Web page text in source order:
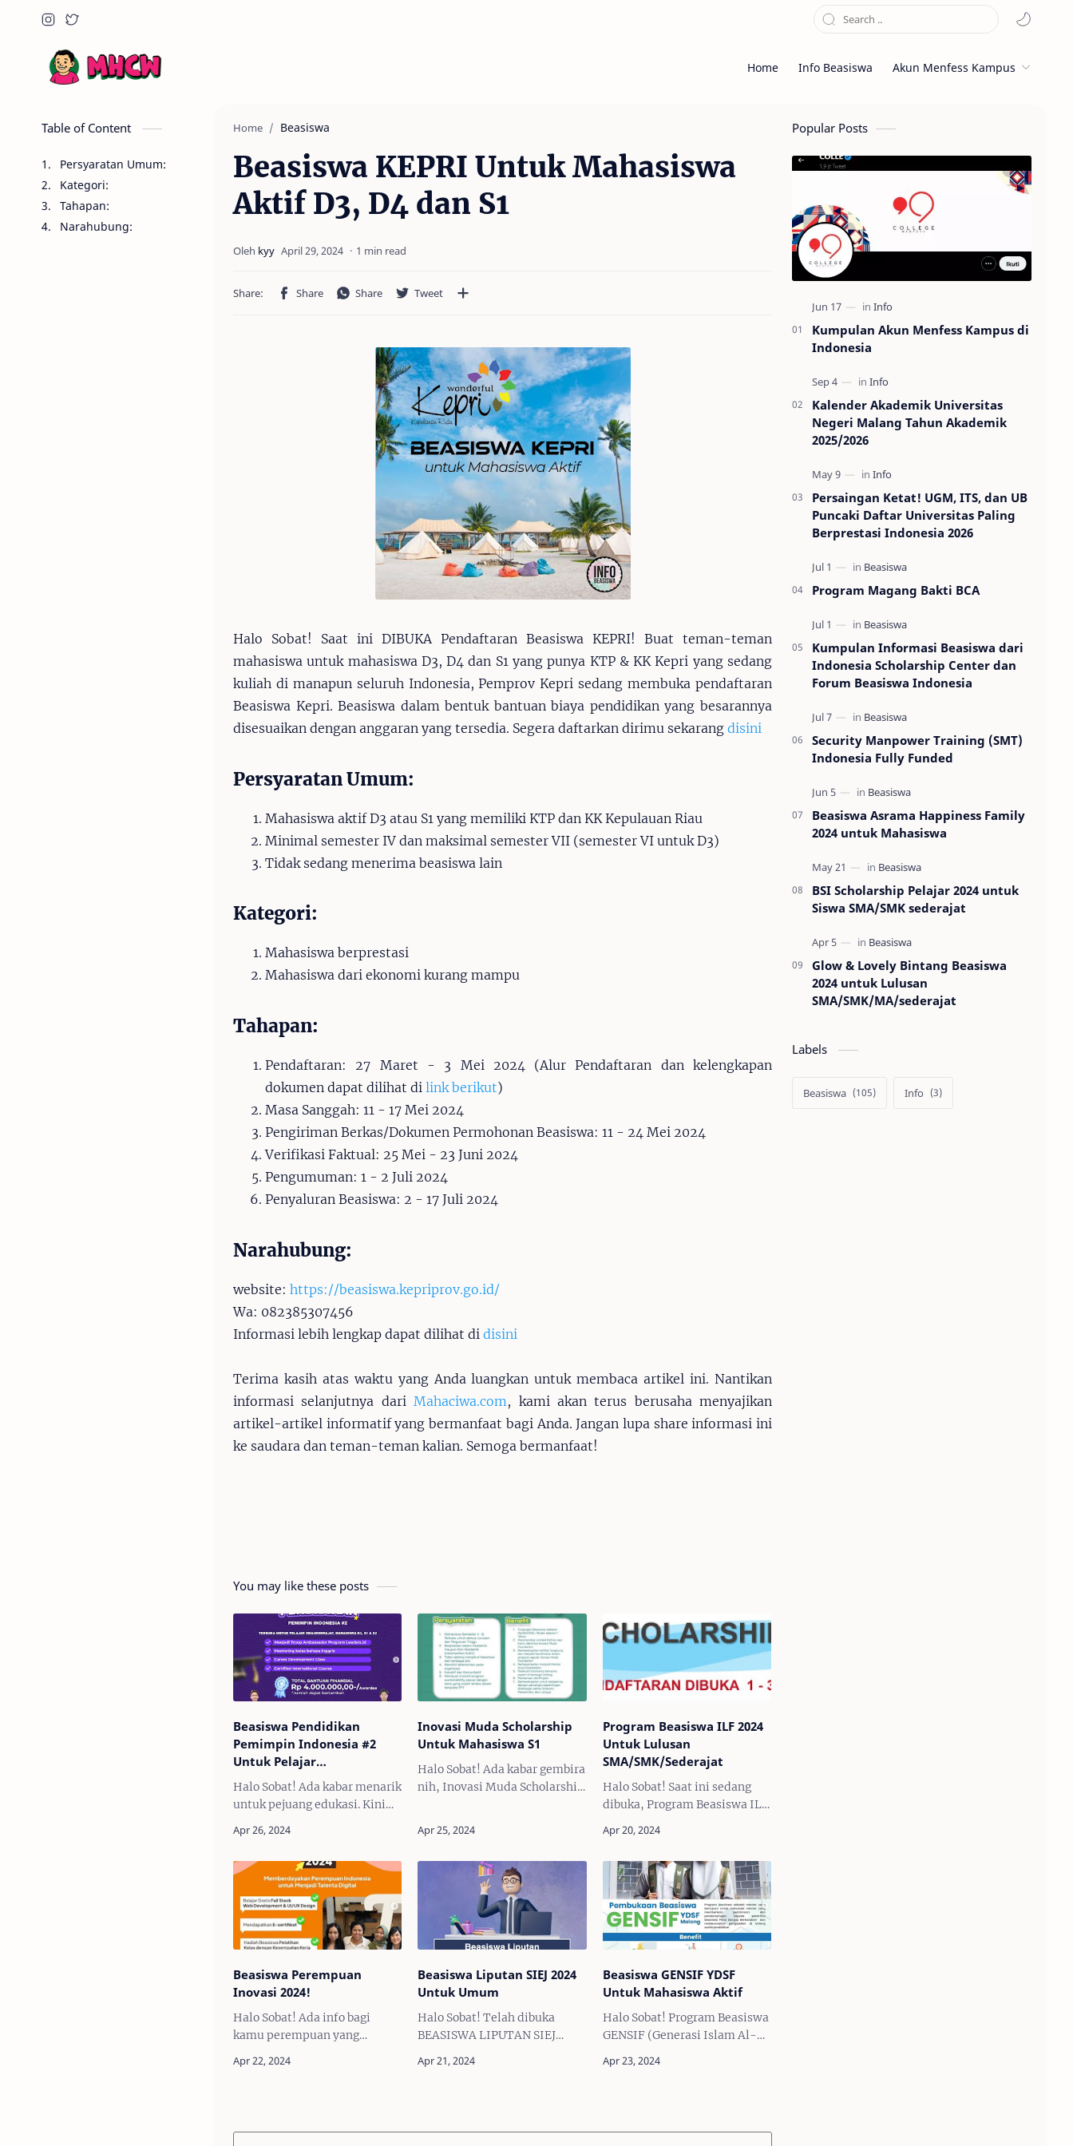
Home Info Beasiswa Akun Menfess Kampus
Table of Content
Persyaratan Umum:
Kategori:
Tahapan:
Narahubung:
Home Beasiswa
Beasiswa KEPRI Untuk Mahasiswa
Aktif D3, D4 dan S1
1 min read
Halo Sobat! Saat ini DIBUKA Pendaftaran Beasiswa KEPRI! Buat teman-teman
mahasiswa untuk mahasiswa D3, D4 dan S1 yang punya KTP & KK Kepri yang sedang
kuliah di manapun seluruh Indonesia, Pemprov Kepri sedang membuka pendaftaran
Beasiswa Kepri. Beasiswa dalam bentuk bantuan biaya pendidikan yang besarannya
disesuaikan dengan anggaran yang tersedia. Segera daftarkan dirimu sekarang disini
Persyaratan Umum:
Mahasiswa aktif D3 atau S1 yang memiliki KTP dan KK Kepulauan Riau
Minimal semester IV dan maksimal semester VII (semester VI untuk D3)
Tidak sedang menerima beasiswa lain
Kategori:
Mahasiswa berprestasi
Mahasiswa dari ekonomi kurang mampu
Tahapan:
Pendaftaran: 27 Maret - 3 Mei 2024 (Alur Pendaftaran dan kelengkapan
dokumen dapat dilihat di link berikut)
Masa Sanggah: 11 - 17 Mei 2024
Pengiriman Berkas/Dokumen Permohonan Beasiswa: 11 - 24 Mei 2024
Verifikasi Faktual: 25 Mei - 23 Juni 2024
Pengumuman: 1 - 2 Juli 2024
Penyaluran Beasiswa: 2 - 17 Juli 2024
Narahubung:
website: https://beasiswa.kepriprov.go.id/
Wa: 082385307456
Informasi lebih lengkap dapat dilihat di disini
Terima kasih atas waktu yang Anda luangkan untuk membaca artikel ini. Nantikan
informasi selanjutnya dari Mahaciwa.com , kami akan terus berusaha menyajikan
artikel-artikel informatif yang bermanfaat bagi Anda. Jangan lupa share informasi ini
ke saudara dan teman-teman kalian. Semoga bermanfaat!
You may like these posts
Beasiswa Pendidikan
Pemimpin Indonesia #2
Untuk Pelajar
SMA/SMK/Sederajat dan
Mahasiswa D3, S1 & S2
Halo Sobat! Ada kabar menarik
untuk pejuang edukasi. Kini
Pemimpin Indonesia Batch #2
pelajar SMA/Sederajat,
Mahasiswa D3, S1 & S2 y…
Inovasi Muda Scholarship
Untuk Mahasiswa S1
Halo Sobat! Ada kabar gembira
nih, Inovasi Muda Scholarship
menempuh Pendidikan di
berprestasi baik di bidang
Program Beasiswa ILF 2024
Untuk Lulusan
SMA/SMK/Sederajat
Halo Sobat! Saat ini sedang
dibuka, Program Beasiswa ILF
SMA/SMK/sederajat tahun
sebelumnya yang
membutuhkan bantuan
keuangan unt…
Beasiswa Perempuan
Inovasi 2024!
Halo Sobat! Ada info bagi
kamu perempuan yang
belajar tentang keterampilan
Beasiswa Liputan SIEJ 2024
Untuk Umum
Halo Sobat! Telah dibuka
BEASISWA LIPUTAN SIEJ
memiliki ketertarikan dalam
Beasiswa GENSIF YDSF
Untuk Mahasiswa Aktif
Halo Sobat! Program Beasiswa
GENSIF (Generasi Islam Al-
DIBUKA! Bagi kamu
Popular Posts
Kumpulan Akun Menfess Kampus di
Indonesia
Kalender Akademik Universitas
Negeri Malang Tahun Akademik
2025/2026
Persaingan Ketat! UGM, ITS, dan UB
Puncaki Daftar Universitas Paling
Berprestasi Indonesia 2026
Program Magang Bakti BCA
Kumpulan Informasi Beasiswa dari
Indonesia Scholarship Center dan
Forum Beasiswa Indonesia
Security Manpower Training (SMT)
Indonesia Fully Funded
Beasiswa Asrama Happiness Family
2024 untuk Mahasiswa
BSI Scholarship Pelajar 2024 untuk
Siswa SMA/SMK sederajat
Glow & Lovely Bintang Beasiswa
2024 untuk Lulusan
SMA/SMK/MA/sederajat
Labels
Beasiswa Info